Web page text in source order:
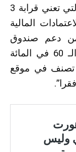
الدعم المالي، أي قرابة 27 بالمائة التي تعني قرابة 3
المالية
60 بالمائة من دعم صندوق
المقاصة الخاص بغاز البوتان، إلى الـ 60 في المائة
تصنف في موقع